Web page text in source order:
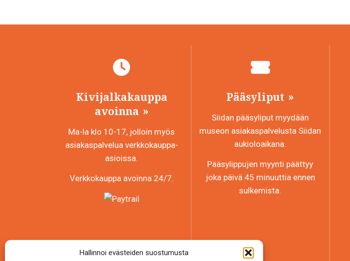
Hallinnoi evästeiden suostumusta
sivulla.
Kivijalkakauppa
avoinna
Ma-la klo 10-17, jolloin myös
asiakaspalvelua verkkokauppa-
asioissa.
Verkkokauppa avoinna 24/7.
Pääsyliput
Siidan pääsyliput myydään
museon asiakaspalvelusta Siidan
aukioloaikana.
Pääsylippujen myynti päättyy
joka päivä 45 minuuttia ennen
sulkemista.